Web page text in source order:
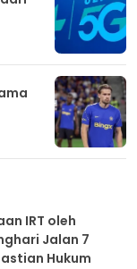
IRT oleh
Jalan 7
Hukum